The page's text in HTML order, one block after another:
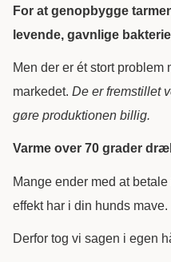
For at genopbygge
levende, gavnlige
Men der er ét stort problem
markedet. De er fremstillet
gøre produktionen billig.
Varme over 70 grader
Mange ender med at
effekt har i din hunds mave.
Derfor tog vi sagen i egen